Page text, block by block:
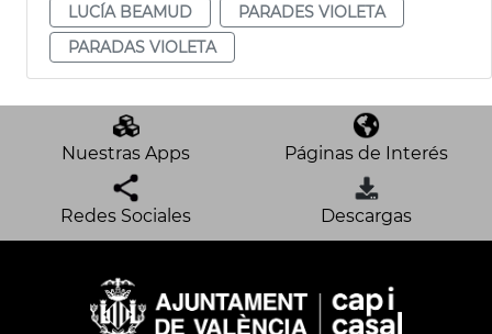
LUCÍA BEAMUD
PARADES VIOLETA
PARADAS VIOLETA
Nuestras Apps Páginas de Interés
Redes Sociales Descargas